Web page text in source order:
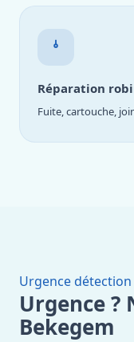
Réparation
Fuite, cartouche,
Urgence détection
Urgence ?
Bekegem